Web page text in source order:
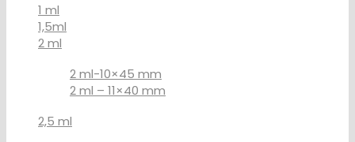
1 ml
1,5ml
2 ml
2 ml-10×45 mm
2 ml – 11×40 mm
2,5 ml